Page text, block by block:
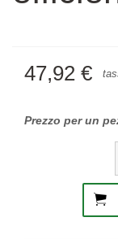
47,92 €
Prezzo per un